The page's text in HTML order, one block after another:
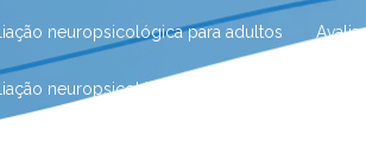
neuropsicológica para adultos
neuropsicológica para crianças